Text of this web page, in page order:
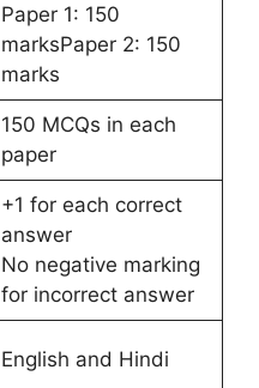
Paper 1: 150
marksPaper 2: 150
marks
150 MCQs in each
paper
+1 for each correct
answer
No negative marking
for incorrect answer
English and Hindi